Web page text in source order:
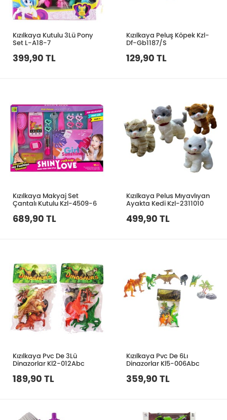
Kızılkaya Kutulu 3Lü Pony
Set L-A18-7
399,90 TL
Kızılkaya Peluş Köpek Kzl-
Df-Gb1187/S
129,90 TL
Kızılkaya Makyaj Set
Çantalı Kutulu Kzl-4509-6
689,90 TL
Kızılkaya Pelus Mıyavlıyan
Ayakta Kedi Kzl-2311010
499,90 TL
Kızılkaya Pvc De 3Lü
Dinazorlar Kl2-012Abc
189,90 TL
Kızılkaya Pvc De 6Lı
Dinazorlar Kl5-006Abc
359,90 TL